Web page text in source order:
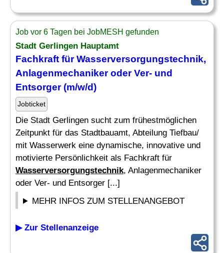
Job vor 6 Tagen bei JobMESH gefunden
Stadt Gerlingen Hauptamt
Fachkraft fürWasserversorgungstechnik,
Anlagenmechaniker oder Ver- und
Entsorger (m/w/d)
Jobticket
Die Stadt Gerlingen sucht zum frühestmöglichen
Zeitpunkt für das Stadtbauamt, Abteilung Tiefbau/
mit Wasserwerk eine dynamische, innovative und
motivierte Persönlichkeit als Fachkraft für
Wasserversorgungstechnik, Anlagenmechaniker
oder Ver- und Entsorger [...]
MEHR INFOS ZUM STELLENANGEBOT
▶ Zur Stellenanzeige